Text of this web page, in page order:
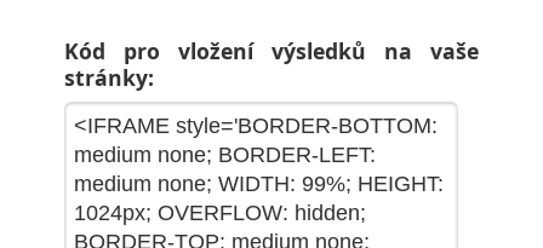
Kód pro vložení výsledků na vaše
stránky: